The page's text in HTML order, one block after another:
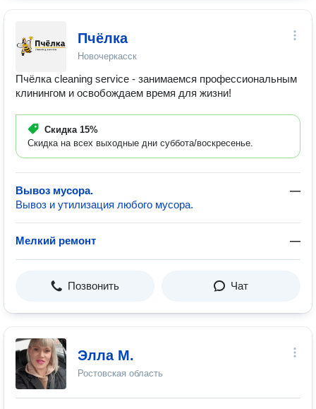
Пчёлка
Новочеркасск
Пчёлка cleaning service - занимаемся профессиональным
клинингом и освобождаем время для жизни!
Скидка 15%
Скидка на всех выходные дни суббота/воскресенье.
Вывоз мусора.
—
Вывоз и утилизация любого мусора.
Мелкий ремонт —
Позвонить Чат
Элла М.
Ростовская область